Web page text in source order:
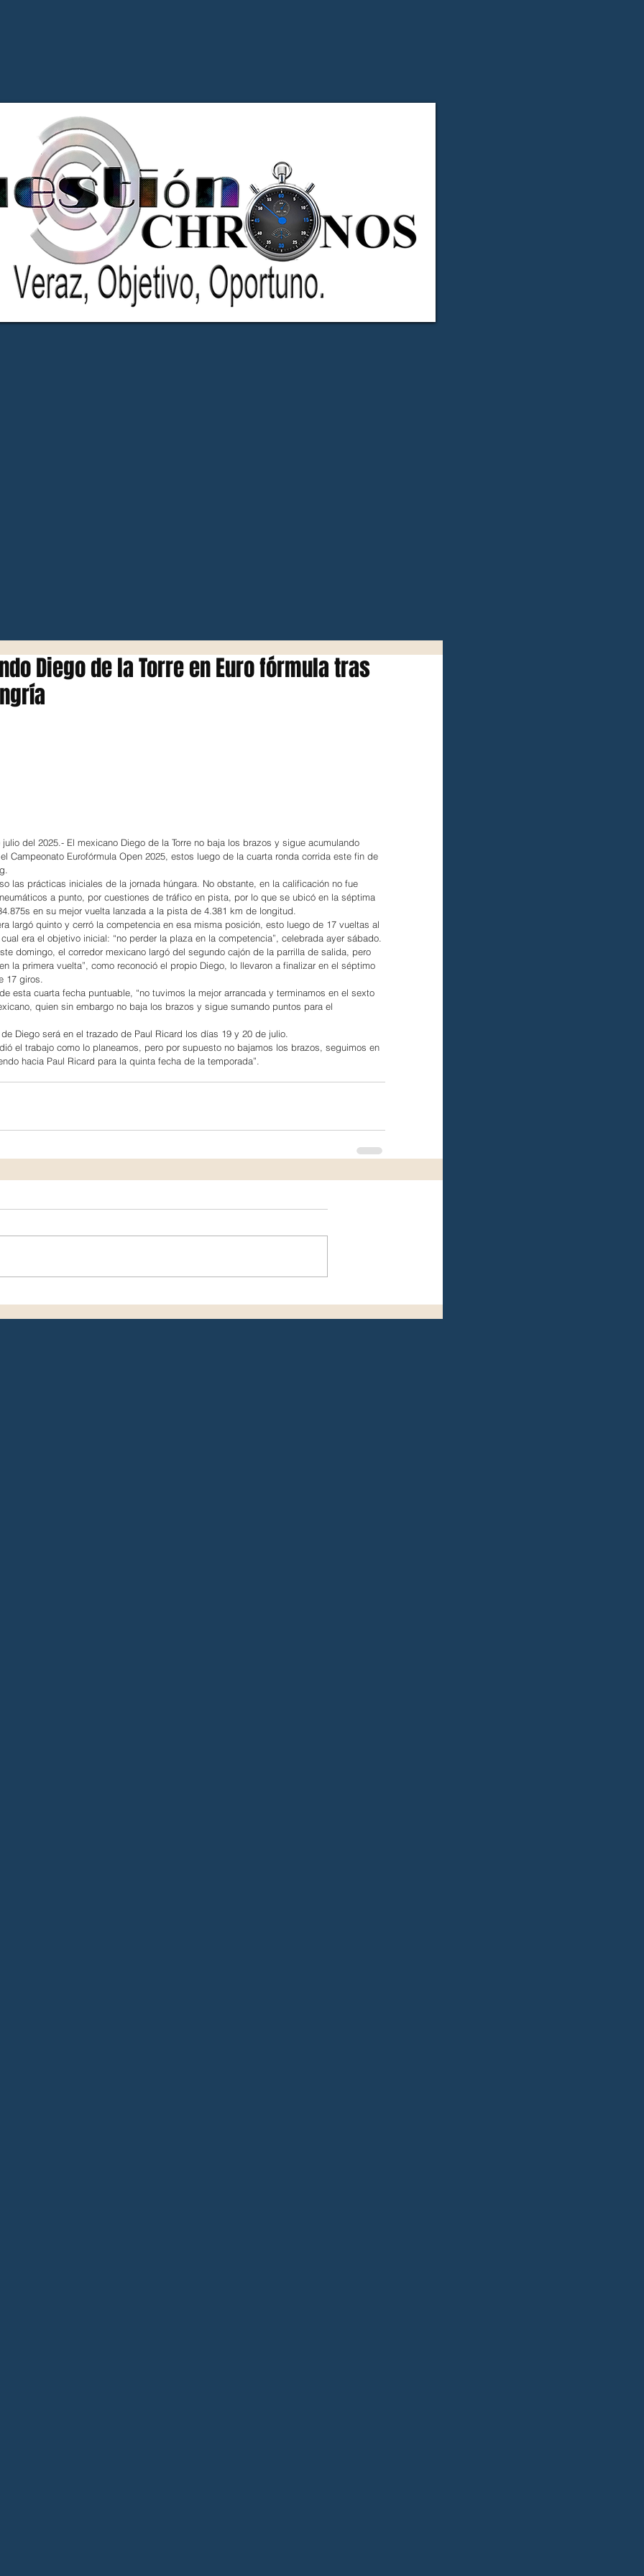
Diego de la Torre en Euro fórmula tras
del 2025.- El mexicano Diego de la Torre no baja los brazos y sigue acumulando
Campeonato Eurofórmula Open 2025, estos luego de la cuarta ronda corrida este fin de
las prácticas iniciales de la jornada húngara. No obstante, en la calificación no fue
a punto, por cuestiones de tráfico en pista, por lo que se ubicó en la séptima
en su mejor vuelta lanzada a la pista de 4.381 km de longitud.
largó quinto y cerró la competencia en esa misma posición, esto luego de 17 vueltas al
era el objetivo inicial: “no perder la plaza en la competencia”, celebrada ayer sábado.
domingo, el corredor mexicano largó del segundo cajón de la parrilla de salida, pero
la primera vuelta”, como reconoció el propio Diego, lo llevaron a finalizar en el séptimo
17 giros.
esta cuarta fecha puntuable, “no tuvimos la mejor arrancada y terminamos en el sexto
quien sin embargo no baja los brazos y sigue sumando puntos para el
Diego será en el trazado de Paul Ricard los días 19 y 20 de julio.
el trabajo como lo planeamos, pero por supuesto no bajamos los brazos, seguimos en
hacia Paul Ricard para la quinta fecha de la temporada”.